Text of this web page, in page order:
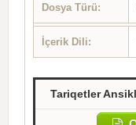
Dosya Türü:
İçerik Dili:
Tariqetler